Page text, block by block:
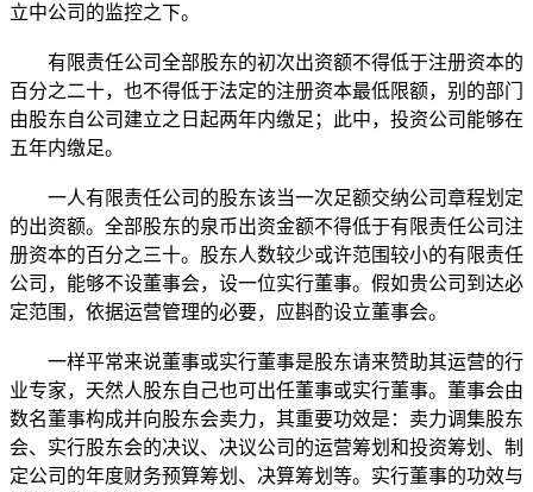
立中公司的监控之下。
有限责任公司全部股东的初次出资额不得低于注册资本的
百分之二十，也不得低于法定的注册资本最低限额，别的部门
由股东自公司建立之日起两年内缴足；此中，投资公司能够在
五年内缴足。
一人有限责任公司的股东该当一次足额交纳公司章程划定
的出资额。全部股东的泉币出资金额不得低于有限责任公司注
册资本的百分之三十。股东人数较少或许范围较小的有限责任
公司，能够不设董事会，设一位实行董事。假如贵公司到达必
定范围，依据运营管理的必要，应斟酌设立董事会。
一样平常来说董事或实行董事是股东请来赞助其运营的行
业专家，天然人股东自己也可出任董事或实行董事。董事会由
数名董事构成并向股东会卖力，其重要功效是：卖力调集股东
会、实行股东会的决议、决议公司的运营筹划和投资筹划、制
定公司的年度财务预算筹划、决算筹划等。实行董事的功效与